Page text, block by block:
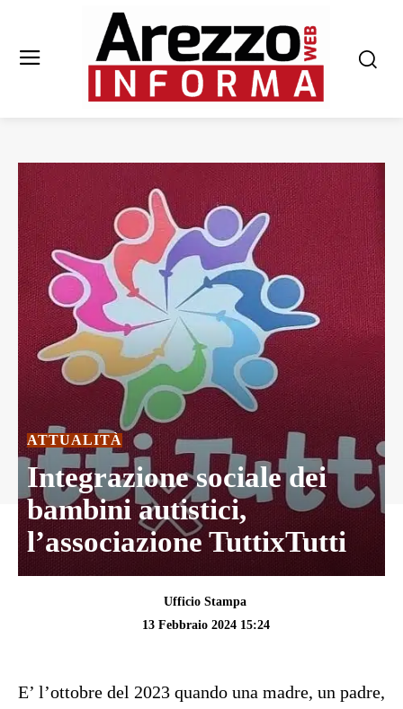
ATTUALITÀ
Integrazione sociale dei
bambini autistici,
l’associazione TuttixTutti
Ufficio Stampa
13 Febbraio 2024 15:24
E’ l’ottobre del 2023 quando una madre, un padre,